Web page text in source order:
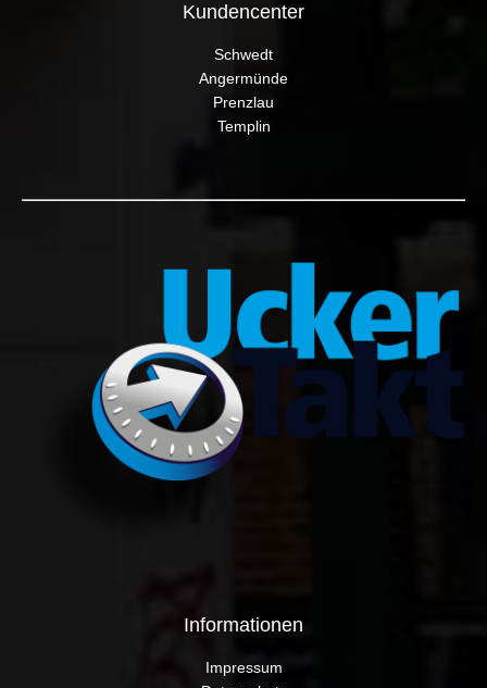
Kundencenter
Schwedt
Angermünde
Prenzlau
Templin
Informationen
Impressum